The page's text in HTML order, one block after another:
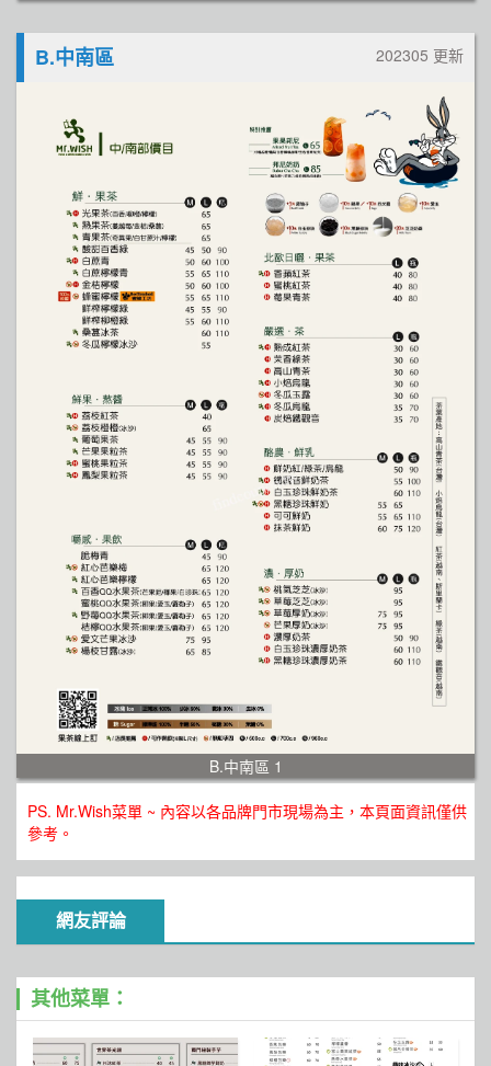
B.中南區 202305 更新
B.中南區 1
PS. Mr.Wish菜單 ~ 內容以各品牌門市現場為主，本頁面資訊僅供
參考。
網友評論
其他菜單：